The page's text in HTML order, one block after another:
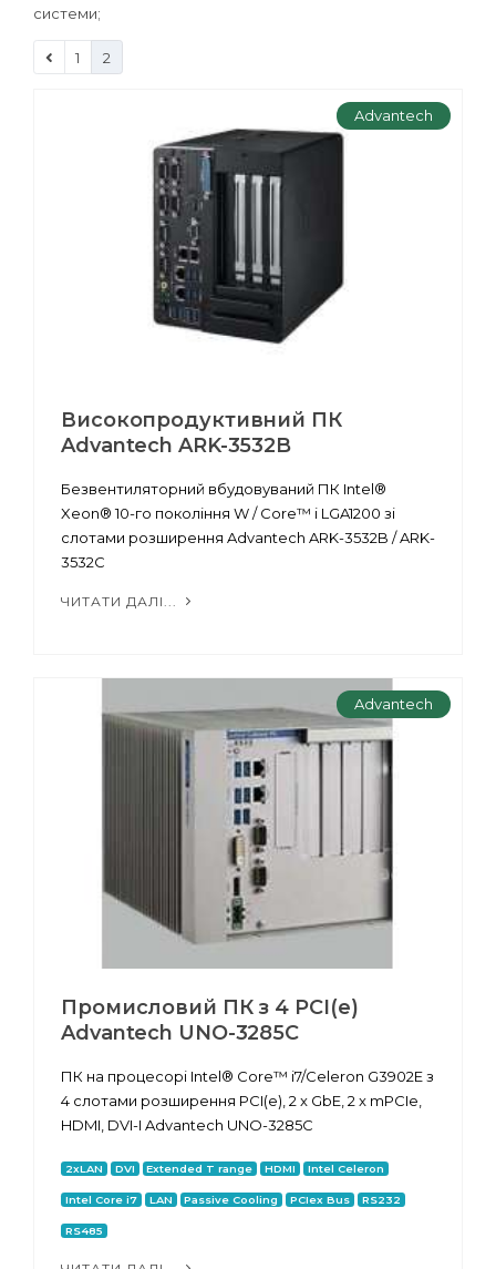
системи;
1 2
Advantech
Високопродуктивний ПК
Advantech ARK-3532B
Безвентиляторний вбудовуваний ПК Intel®
Xeon® 10-го покоління W / Core™ i LGA1200 зі
слотами розширення Advantech ARK-3532B / ARK-
3532C
ЧИТАТИ ДАЛІ...
Advantech
Промисловий ПК з 4 PCI(e)
Advantech UNO-3285C
ПК на процесорі Intel® Core™ i7/Celeron G3902E з
4 слотами розширення PCI(e), 2 x GbE, 2 x mPCIe,
HDMI, DVI-I Advantech UNO-3285C
2xLAN DVI Extended T range HDMI Intel Celeron
Intel Core i7 LAN Passive Cooling PCIex Bus RS232
RS485